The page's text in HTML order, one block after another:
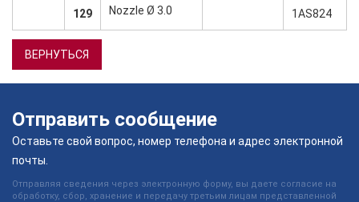
129 Nozzle Ø 3.0 1AS824
ВЕРНУТЬСЯ
Отправить сообщение
Оставьте свой вопрос, номер телефона и адрес электронной
почты.
Отправляя сведения через электронную форму, вы даете согласие на
обработку, сбор, хранение и передачу третьим лицам представленной